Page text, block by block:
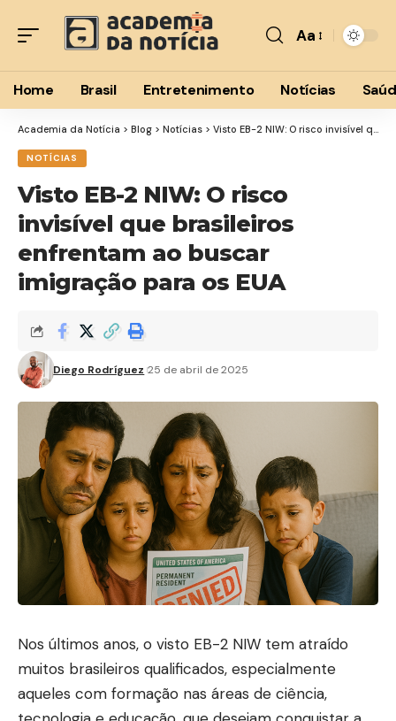
Font
Resizer
Aa
Home Brasil Entretenimento Notícias
Academia da Notícia > Blog > Notícias > Visto EB-2 NIW: O risco invisível que brasileiros enfrentam ao buscar imigração para os EUA
NOTÍCIAS
Visto EB-2 NIW: O risco
invisível que brasileiros
enfrentam ao buscar
imigração para os EUA
Diego Rodríguez 25 de abril de 2025
Nos últimos anos, o visto EB-2 NIW tem atraído
muitos brasileiros qualificados, especialmente
aqueles com formação nas áreas de ciência,